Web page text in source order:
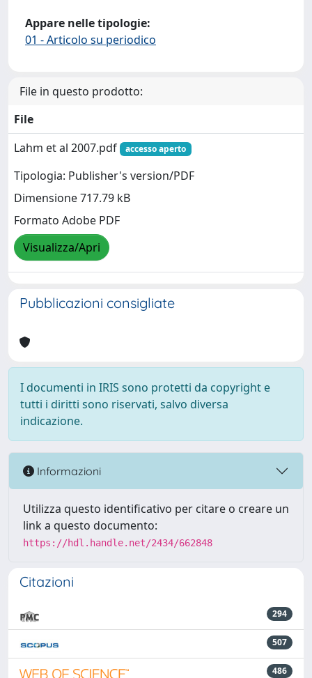
Appare nelle tipologie:
01 - Articolo su periodico
File in questo prodotto:
File
Lahm et al 2007.pdf
accesso aperto
Tipologia: Publisher's version/PDF
Dimensione 717.79 kB
Formato Adobe PDF
Visualizza/Apri
Pubblicazioni consigliate
I documenti in IRIS sono protetti da copyright e
tutti i diritti sono riservati, salvo diversa
indicazione.
Informazioni
Utilizza questo identificativo per citare o creare un
link a questo documento:
https://hdl.handle.net/2434/662848
Citazioni
294
507
486